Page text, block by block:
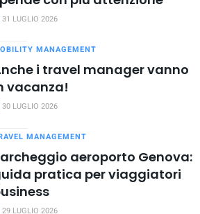
31 LUGLIO 2026
MANAGEMENT
i travel manager vanno
vacanza!
30 LUGLIO 2026
MANAGEMENT
aeroporto Genova:
pratica per viaggiatori
29 LUGLIO 2026